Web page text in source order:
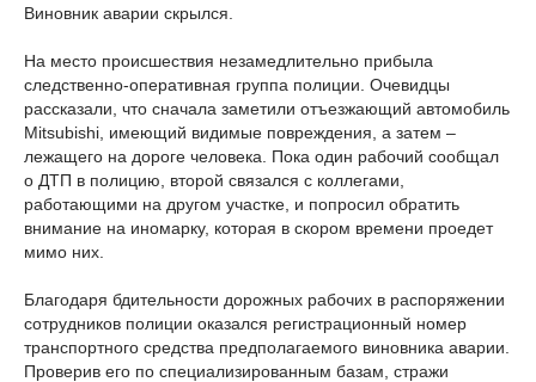
Виновник аварии скрылся.
На место происшествия незамедлительно прибыла
следственно-оперативная группа полиции. Очевидцы
рассказали, что сначала заметили отъезжающий автомобиль
Mitsubishi, имеющий видимые повреждения, а затем –
лежащего на дороге человека. Пока один рабочий сообщал
о ДТП в полицию, второй связался с коллегами,
работающими на другом участке, и попросил обратить
внимание на иномарку, которая в скором времени проедет
мимо них.
Благодаря бдительности дорожных рабочих в распоряжении
сотрудников полиции оказался регистрационный номер
транспортного средства предполагаемого виновника аварии.
Проверив его по специализированным базам, стражи